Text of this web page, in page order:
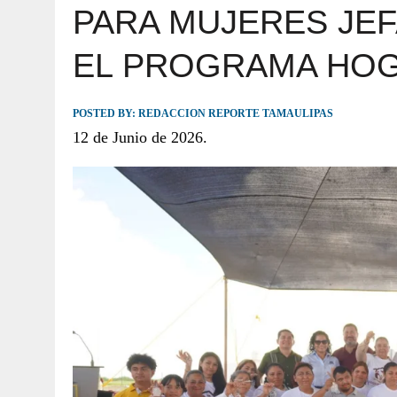
JULIO 30, 2026 TAMAULIPAS TE INVITA A DESCUBRIR EL
PARA MUJERES
EL PROGRAMA
POSTED BY: REDACCION REPORTE TAMAULIPAS
12 de Junio de 2026.